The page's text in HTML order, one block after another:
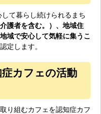
て暮らし続けられるまち
護者を含む。）、地域住
域で安心して気軽に集うこ
定します。
カフェの活動
り組むカフェを認知症カフ